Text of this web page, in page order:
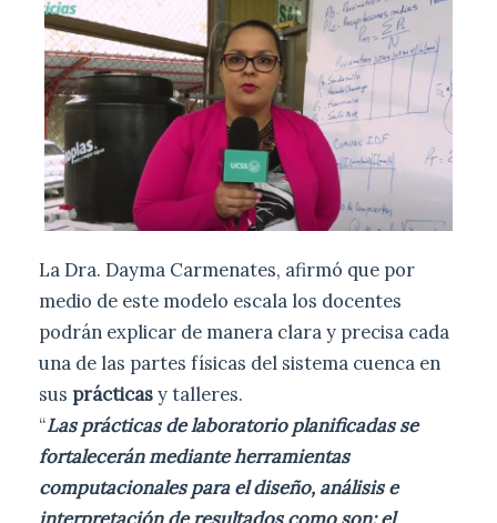
La Dra. Dayma Carmenates, afirmó que por
medio de este modelo escala los docentes
podrán explicar de manera clara y precisa cada
una de las partes físicas del sistema cuenca en
sus prácticasy talleres.
“Las prácticas de laboratorio planificadas se
fortalecerán mediante herramientas
computacionales para el diseño, análisis e